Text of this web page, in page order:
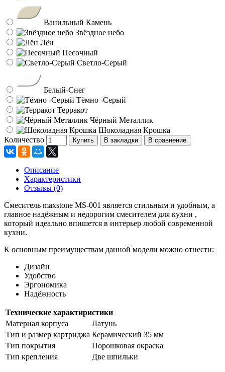
Ванильный Камень
Звёздное небо
Лён
Песочный
Светло-Серый
Белый-Снег
Тёмно -Серый
Терракот
Чёрный Металлик
Шоколадная Крошка
Количество
Купить В закладки В сравнение
Описание
Характеристики
Отзывы (0)
Смеситель maxstone МS-001 является стильным и удобным, а
главное надёжным и недорогим смесителем для кухни ,
который идеально впишется в интерьер любой современной
кухни.
К основным преимуществам данной модели можно отнести:
Дизайн
Удобство
Эргономика
Надёжность
Технические характиристики
Материал корпуса
Латунь
Тип и размер картриджа Керамический 35 мм
Тип покрытия
Порошковая окраска
Тип крепления
Две шпильки